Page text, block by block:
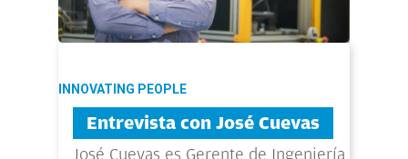
INNOVATING PEOPLE
Entrevista con José Cuevas
José Cuevas es Gerente de Ingeniería